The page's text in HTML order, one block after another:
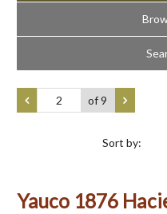
of 9
Sort by:
Yauco 1876